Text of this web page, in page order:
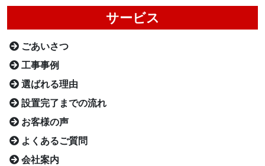
サービス
ごあいさつ
工事事例
選ばれる理由
設置完了までの流れ
お客様の声
よくあるご質問
会社案内